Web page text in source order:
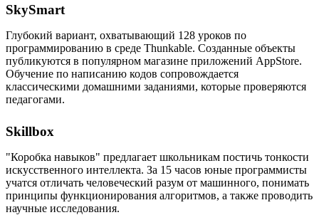
SkySmart
Глубокий вариант, охватывающий 128 уроков по
программированию в среде Thunkable. Созданные объекты
публикуются в популярном магазине приложений AppStore.
Обучение по написанию кодов сопровождается
классическими домашними заданиями, которые проверяются
педагогами.
Skillbox
"Коробка навыков" предлагает школьникам постичь тонкости
искусственного интеллекта. За 15 часов юные программисты
учатся отличать человеческий разум от машинного, понимать
принципы функционирования алгоритмов, а также проводить
научные исследования.